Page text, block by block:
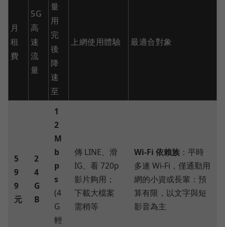
月
租
費
5G
高
速
流
量
量
用
完
後
降
速
至
上網使用體驗 最適合對象
5
9
9
元
2
4
G
B
1
2
M
b
p
s
(4
G
輕
傳 LINE、滑
IG、看 720p
影片夠用；
下載大檔案
需稍等
Wi-Fi 依賴族 ：平時
多連 Wi-Fi，僅通勤用
網的小資或長輩：預
算有限，以文字與短
影音為主